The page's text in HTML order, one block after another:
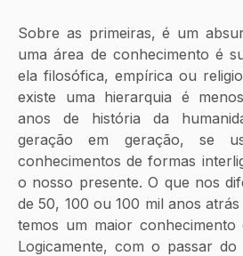
Sobre as primeiras, é um
uma área de conhecimento é
ela filosófica, empírica ou
existe uma hierarquia é
anos de história da
geração em geração, se
conhecimentos de formas
o nosso presente. O que nos
de 50, 100 ou 100 mil anos
temos um maior conhecimento
Logicamente, com o passar